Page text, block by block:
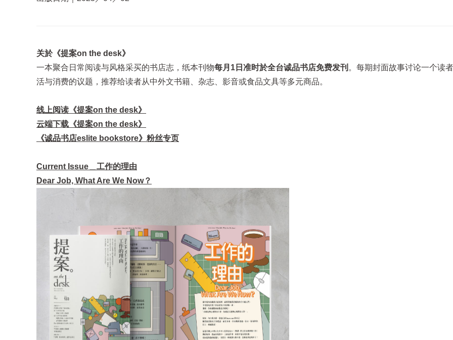
关於《提案on the desk》
一本聚合日常阅读与风格采买的书店志，纸本刊物每月1日准时於全台诚品书店免费发刊 。每期封面故事讨论一个读
活与消费的议题，推荐给读者从中外文书籍、杂志、影音或食品文具等多元商品。
线上阅读《提案on the desk》
云端下载《提案on the desk》
《诚品书店eslite bookstore》粉丝专页
Current Issue＿工作的理由
Dear Job, What Are We Now？